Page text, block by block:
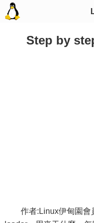
Step by
作者:Linux伊甸園會